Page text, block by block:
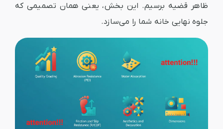
ظاهر قضیه برسیم. این بخش، یعنی همان تصمیمی که
جلوه نهایی خانه شما را می‌سازد.